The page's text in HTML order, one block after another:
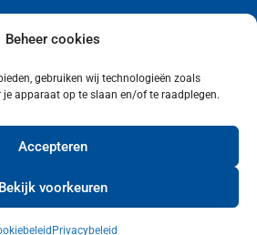
Beheer cookies
gebruiken wij technologieën zoals
apparaat op te slaan en/of te raadplegen.
Accepteren
Bekijk voorkeuren
Privacybeleid